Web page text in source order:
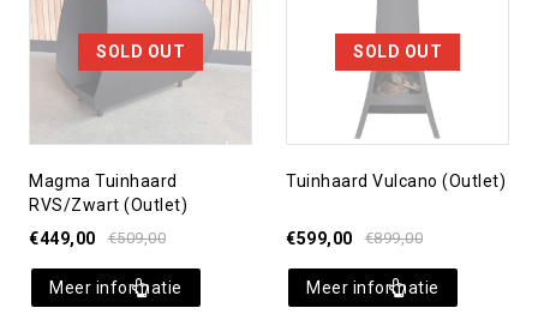
SOLD OUT
Magma Tuinhaard
RVS/zwart (Outlet)
€509,00
€449,00
Meer informatie
SOLD OUT
Tuinhaard Vulcano (outlet)
€899,00
€599,00
Meer informatie